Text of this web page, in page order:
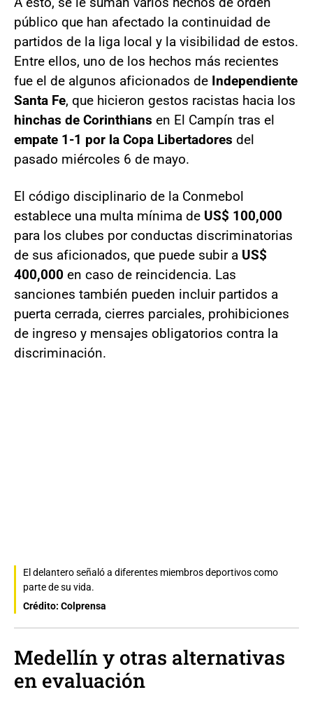
público que han afectado la continuidad de
partidos de la liga local y la visibilidad de estos.
Entre ellos, uno de los hechos más recientes
fue el de algunos aficionados de Independiente
Santa Fe, que hicieron gestos racistas hacia los
hinchas de Corinthians en El Campín tras el
empate 1-1 por la Copa Libertadores del
pasado miércoles 6 de mayo.
El código disciplinario de la Conmebol
establece una multa mínima de US$ 100,000
para los clubes por conductas discriminatorias
de sus aficionados, que puede subir a US$
400,000 en caso de reincidencia. Las
sanciones también pueden incluir partidos a
puerta cerrada, cierres parciales, prohibiciones
de ingreso y mensajes obligatorios contra la
discriminación.
El delantero señaló a diferentes miembros deportivos como
parte de su vida.
Crédito: Colprensa
Medellín y otras alternativas
en evaluación